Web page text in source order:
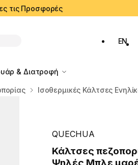
τις Προσφορές
EN
& Διατροφή
Ισοθερμικές Κάλτσες
QUECHUA
Κάλτσες πεζοπορίας - Hike 520 Double